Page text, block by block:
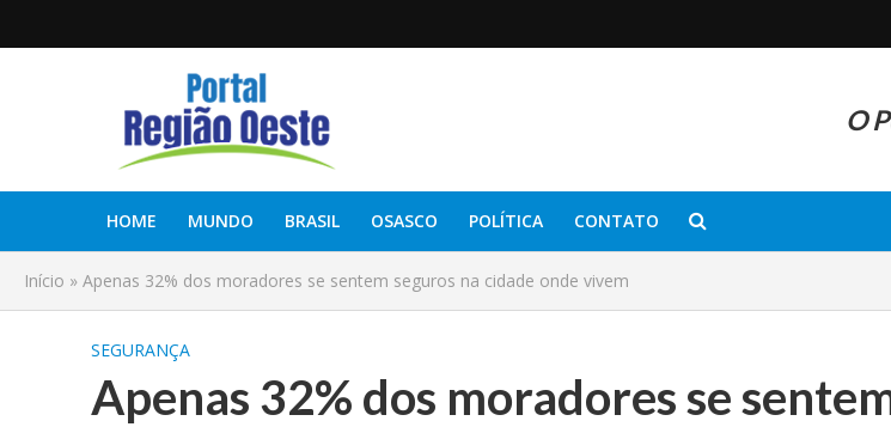
O
HOME MUNDO BRASIL OSASCO POLÍTICA CONTATO
Início » Apenas 32% dos moradores se sentem seguros na cidade onde vivem
SEGURANÇA
Apenas 32% dos moradores se